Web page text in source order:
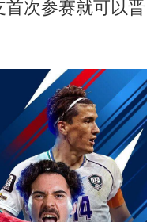
次参赛就可以晋